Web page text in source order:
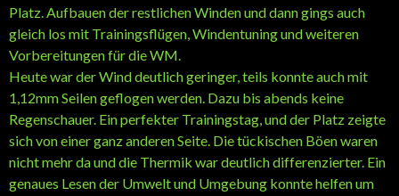
Platz. Aufbauen der restlichen Winden und dann gings auch
gleich los mit Trainingsflügen, Windentuning und weiteren
Vorbereitungen für die WM.
Heute war der Wind deutlich geringer, teils konnte auch mit
1,12mm Seilen geflogen werden. Dazu bis abends keine
Regenschauer. Ein perfekter Trainingstag, und der Platz zeigte
sich von einer ganz anderen Seite. Die tückischen Böen waren
nicht mehr da und die Thermik war deutlich differenzierter. Ein
genaues Lesen der Umwelt und Umgebung konnte helfen um